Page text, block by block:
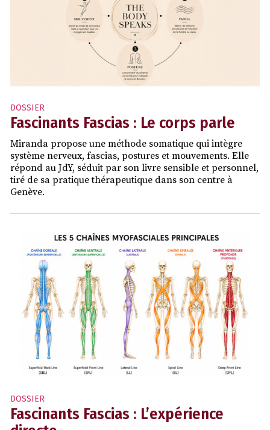
DOSSIER
Fascinants Fascias : Le corps parle
Miranda propose une méthode somatique qui intègre
système nerveux, fascias, postures et mouvements. Elle
répond au JdY, séduit par son livre sensible et personnel,
tiré de sa pratique thérapeutique dans son centre à
Genève.
DOSSIER
Fascinants Fascias : L’expérience